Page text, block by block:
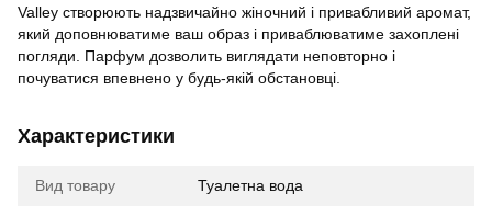
Valley створюють надзвичайно жіночний і привабливий аромат,
який доповнюватиме ваш образ і приваблюватиме захоплені
погляди. Парфум дозволить виглядати неповторно і
почуватися впевнено у будь-якій обстановці.
Характеристики
Вид товару Туалетна вода